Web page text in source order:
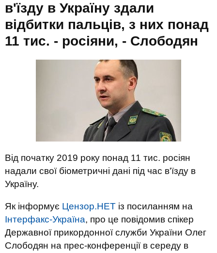
в'їзду в Україну здали
відбитки пальців, з них понад
11 тис. - росіяни, - Слободян
Від початку 2019 року понад 11 тис. росіян
надали свої біометричні дані під час в'їзду в
Україну.
Як інформує Цензор.НЕТ із посиланням на
Інтерфакс-Україна, про це повідомив спікер
Державної прикордонної служби України Олег
Слободян на прес-конференції в середу в